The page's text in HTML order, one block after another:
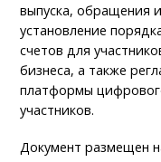
выпуска, обращения
установление
счетов для
бизнеса, а также
платформы
участников.
Документ размещен